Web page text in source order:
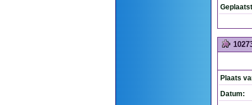
Plaats
Datum: